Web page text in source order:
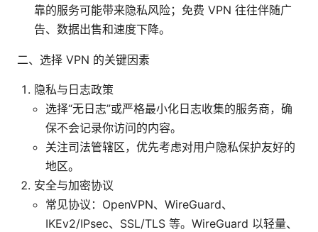
靠的服务可能带来隐私风险；免费 VPN 往往伴随广
告、数据出售和速度下降。
二、选择 VPN 的关键因素
隐私与日志政策
选择“无日志”或严格最小化日志收集的服务商，确
保不会记录你访问的内容。
关注司法管辖区，优先考虑对用户隐私保护友好的
地区。
安全与加密协议
常见协议：OpenVPN、WireGuard、
IKEv2/IPsec、SSL/TLS 等。WireGuard 以轻量、